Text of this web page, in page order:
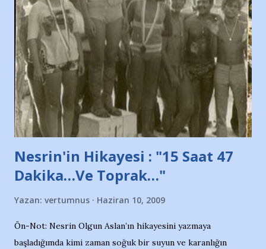
protesto eylemiyle açıkladıklarını bildiriyordu.. Bu grup
adına açıklama yapan şahsı muhterem(!) ''Açık ve net olarak
söylüyoruz. Bu son uyarımızdır. Bunun yanısıra, bu takımlara
ait tanıtıcı ilanların asılmasına izin veren Bursa Büyükşehir
Belediyesi ile mağazaların bulunduğu alışveriş merkezlerini
de kınıyoruz'' diye de eklemiş .. Blogumuzda okuduğum bu
yazının hemen ardından bu habe...
Nesrin'in Hikayesi : "15 Saat 47
Dakika…Ve Toprak…"
Yazan: vertumnus Haziran 10, 2009
Ön-Not: Nesrin Olgun Aslan’ın hikayesini yazmaya
başladığımda kimi zaman soğuk bir suyun ve karanlığın